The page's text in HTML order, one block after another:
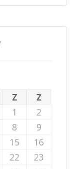
Z
Z
1
2
8
9
15
16
22
23